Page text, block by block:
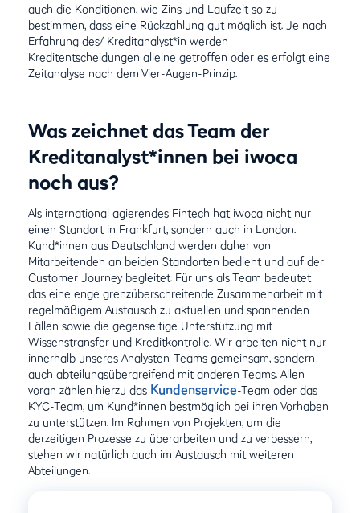
auch die Konditionen, wie Zins und Laufzeit so zu
bestimmen, dass eine Rückzahlung gut möglich ist. Je nach
Erfahrung des/ Kreditanalyst*in werden
Kreditentscheidungen alleine getroffen oder es erfolgt eine
Zeitanalyse nach dem Vier-Augen-Prinzip.
Was zeichnet das Team der
Kreditanalyst*innen bei iwoca
noch aus?
Als international agierendes Fintech hat iwoca nicht nur
einen Standort in Frankfurt, sondern auch in London.
Kund*innen aus Deutschland werden daher von
Mitarbeitenden an beiden Standorten bedient und auf der
Customer Journey begleitet. Für uns als Team bedeutet
das eine enge grenzüberschreitende Zusammenarbeit mit
regelmäßigem Austausch zu aktuellen und spannenden
Fällen sowie die gegenseitige Unterstützung mit
Wissenstransfer und Kreditkontrolle. Wir arbeiten nicht nur
innerhalb unseres Analysten-Teams gemeinsam, sondern
auch abteilungsübergreifend mit anderen Teams. Allen
voran zählen hierzu das Kundenservice-Team oder das
KYC-Team, um Kund*innen bestmöglich bei ihren Vorhaben
zu unterstützen. Im Rahmen von Projekten, um die
derzeitigen Prozesse zu überarbeiten und zu verbessern,
stehen wir natürlich auch im Austausch mit weiteren
Abteilungen.